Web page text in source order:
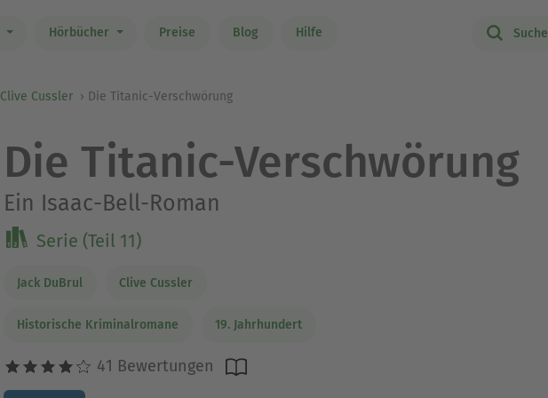
Hörbücher Preise Blog Hilfe Suche
Clive Cussler Die Titanic-Verschwörung
Die Titanic-Verschwörung
Ein Isaac-Bell-Roman
Serie (Teil 11)
Jack DuBrul Clive Cussler
Historische Kriminalromane 19. Jahrhundert
41 Bewertungen